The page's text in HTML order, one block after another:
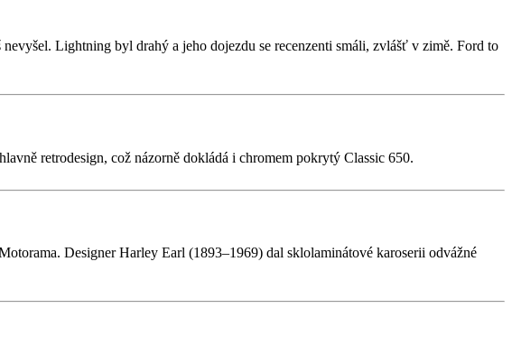
Lightning byl drahý a jeho dojezdu se recenzenti smáli, zvlášť v zimě. Ford to
retrodesign, což názorně dokládá i chromem pokrytý Classic 650.
Designer Harley Earl (1893–1969) dal sklolaminátové karoserii odvážné